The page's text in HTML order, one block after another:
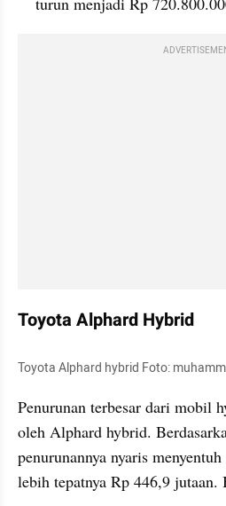
Toyota Alphard Hybrid
Toyota Alphard hybrid Foto:
Penurunan terbesar dari mobil
oleh Alphard hybrid.
penurunannya nyaris
lebih tepatnya Rp 446,9 jutaan.